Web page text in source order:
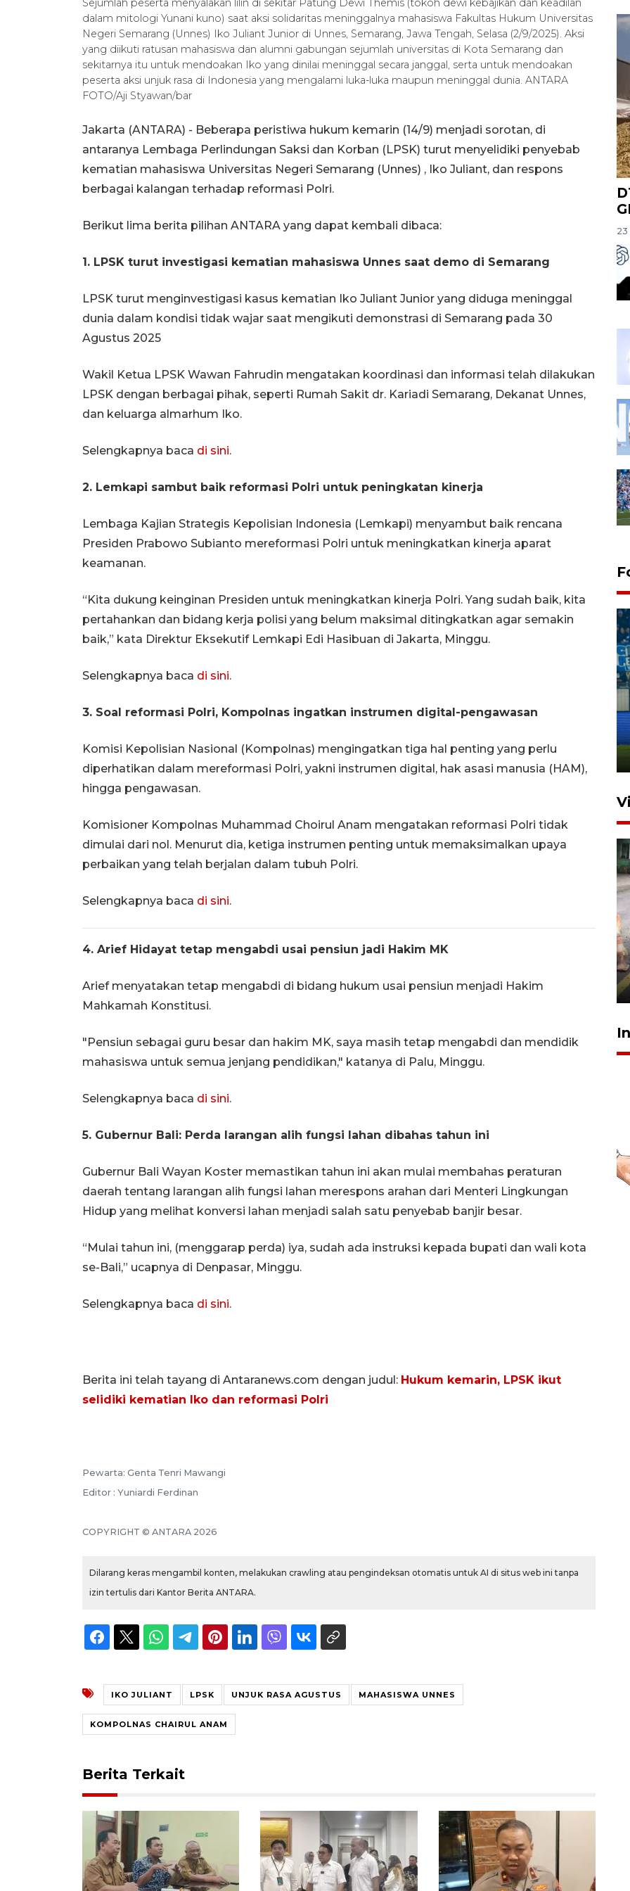
Sejumlah peserta menyalakan lilin di sekitar Patung Dewi Themis (tokoh dewi kebajikan dan keadilan
dalam mitologi Yunani kuno) saat aksi solidaritas meninggalnya mahasiswa Fakultas Hukum Universitas
Negeri Semarang (Unnes) Iko Juliant Junior di Unnes, Semarang, Jawa Tengah, Selasa (2/9/2025). Aksi
yang diikuti ratusan mahasiswa dan alumni gabungan sejumlah universitas di Kota Semarang dan
sekitarnya itu untuk mendoakan Iko yang dinilai meninggal secara janggal, serta untuk mendoakan
peserta aksi unjuk rasa di Indonesia yang mengalami luka-luka maupun meninggal dunia. ANTARA
FOTO/Aji Styawan/bar
Jakarta (ANTARA) - Beberapa peristiwa hukum kemarin (14/9) menjadi sorotan, di
antaranya Lembaga Perlindungan Saksi dan Korban (LPSK) turut menyelidiki penyebab
kematian mahasiswa Universitas Negeri Semarang (Unnes) , Iko Juliant, dan respons
berbagai kalangan terhadap reformasi Polri.
Berikut lima berita pilihan ANTARA yang dapat kembali dibaca:
1. LPSK turut investigasi kematian mahasiswa Unnes saat demo di Semarang
LPSK turut menginvestigasi kasus kematian Iko Juliant Junior yang diduga meninggal
dunia dalam kondisi tidak wajar saat mengikuti demonstrasi di Semarang pada 30
Agustus 2025
Wakil Ketua LPSK Wawan Fahrudin mengatakan koordinasi dan informasi telah dilakukan
LPSK dengan berbagai pihak, seperti Rumah Sakit dr. Kariadi Semarang, Dekanat Unnes,
dan keluarga almarhum Iko.
Selengkapnya baca di sini.
2. Lemkapi sambut baik reformasi Polri untuk peningkatan kinerja
Lembaga Kajian Strategis Kepolisian Indonesia (Lemkapi) menyambut baik rencana
Presiden Prabowo Subianto mereformasi Polri untuk meningkatkan kinerja aparat
keamanan.
“Kita dukung keinginan Presiden untuk meningkatkan kinerja Polri. Yang sudah baik, kita
pertahankan dan bidang kerja polisi yang belum maksimal ditingkatkan agar semakin
baik,” kata Direktur Eksekutif Lemkapi Edi Hasibuan di Jakarta, Minggu.
Selengkapnya baca di sini.
3. Soal reformasi Polri, Kompolnas ingatkan instrumen digital-pengawasan
Komisi Kepolisian Nasional (Kompolnas) mengingatkan tiga hal penting yang perlu
diperhatikan dalam mereformasi Polri, yakni instrumen digital, hak asasi manusia (HAM),
hingga pengawasan.
Komisioner Kompolnas Muhammad Choirul Anam mengatakan reformasi Polri tidak
dimulai dari nol. Menurut dia, ketiga instrumen penting untuk memaksimalkan upaya
perbaikan yang telah berjalan dalam tubuh Polri.
Selengkapnya baca di sini.
4. Arief Hidayat tetap mengabdi usai pensiun jadi Hakim MK
Arief menyatakan tetap mengabdi di bidang hukum usai pensiun menjadi Hakim
Mahkamah Konstitusi.
"Pensiun sebagai guru besar dan hakim MK, saya masih tetap mengabdi dan mendidik
mahasiswa untuk semua jenjang pendidikan," katanya di Palu, Minggu.
Selengkapnya baca di sini.
5. Gubernur Bali: Perda larangan alih fungsi lahan dibahas tahun ini
Gubernur Bali Wayan Koster memastikan tahun ini akan mulai membahas peraturan
daerah tentang larangan alih fungsi lahan merespons arahan dari Menteri Lingkungan
Hidup yang melihat konversi lahan menjadi salah satu penyebab banjir besar.
“Mulai tahun ini, (menggarap perda) iya, sudah ada instruksi kepada bupati dan wali kota
se-Bali,” ucapnya di Denpasar, Minggu.
Selengkapnya baca di sini.
Berita ini telah tayang di Antaranews.com dengan judul: Hukum kemarin, LPSK ikut
selidiki kematian Iko dan reformasi Polri
Pewarta: Genta Tenri Mawangi
Editor : Yuniardi Ferdinan
COPYRIGHT © ANTARA 2026
Dilarang keras mengambil konten, melakukan crawling atau pengindeksan otomatis untuk AI di situs web ini tanpa
izin tertulis dari Kantor Berita ANTARA.
IKO JULIANT LPSK UNJUK RASA AGUSTUS MAHASISWA UNNES
KOMPOLNAS CHAIRUL ANAM
Berita Terkait
23
Penutupan latihan bela negara
dan manajerial SPPI di
31 Juli 2026 18:01
Pigai: Penangkapan begal
tetap kewenangan aparat
29 Juli 2026 00:31